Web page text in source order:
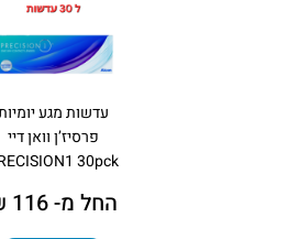
עדשות מגע
פרסיז’ן וואן דיי
30pck
החל מ- 116 ₪